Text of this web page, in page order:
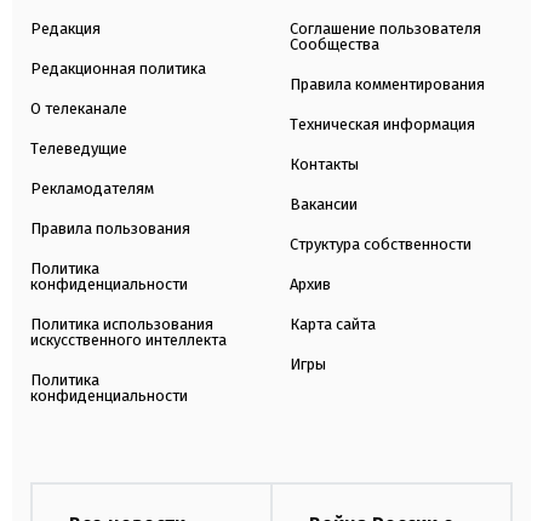
Редакция
Редакционная политика
О телеканале
Телеведущие
Рекламодателям
Правила пользования
Политика
конфиденциальности
Политика использования
искусственного интеллекта
Политика
конфиденциальности
Соглашение пользователя
Сообщества
Правила комментирования
Техническая информация
Контакты
Вакансии
Структура собственности
Архив
Карта сайта
Игры